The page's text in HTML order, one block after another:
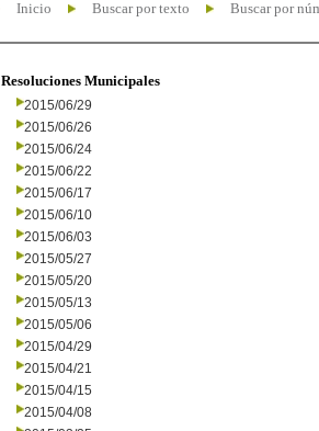
Inicio Buscar por texto Buscar por
Resoluciones Municipales
2015/06/29
2015/06/26
2015/06/24
2015/06/22
2015/06/17
2015/06/10
2015/06/03
2015/05/27
2015/05/20
2015/05/13
2015/05/06
2015/04/29
2015/04/21
2015/04/15
2015/04/08